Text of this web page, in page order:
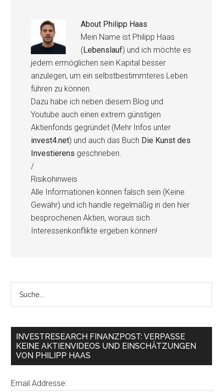
About Philipp Haas
Mein Name ist Philipp Haas
(Lebenslauf) und ich möchte es
jedem ermöglichen sein Kapital besser
anzulegen, um ein selbstbestimmteres Leben
führen zu können.
Dazu habe ich neben diesem Blog und
Youtube auch einen extrem günstigen
Aktienfonds gegründet (Mehr Infos unter
invest4.net) und auch das Buch Die Kunst des
Investierens geschrieben.
/
Risikohinweis
Alle Informationen können falsch sein (Keine
Gewähr) und ich handle regelmäßig in den hier
besprochenen Aktien, woraus sich
Interessenkonflikte ergeben können!
INVESTRESEARCH FINANZPOST: VERPASSE
KEINE AKTIENVIDEOS UND EINSCHÄTZUNGEN
VON PHILIPP HAAS
Email Addresse: